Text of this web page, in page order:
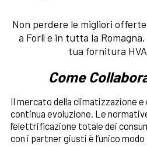
Non perdere le migliori
a Forlì e in tutta la
tua fornitura
Come
Il mercato della climatizzazione e
continua evoluzione. Le
l’elettrificazione totale dei
con i partner giusti è l’unico